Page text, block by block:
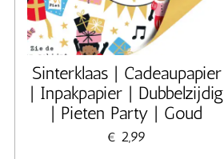
Sinterklaas | Cadeaupapier
| Inpakpapier | Dubbelzijdig
| Pieten Party | Goud
€ 2,99